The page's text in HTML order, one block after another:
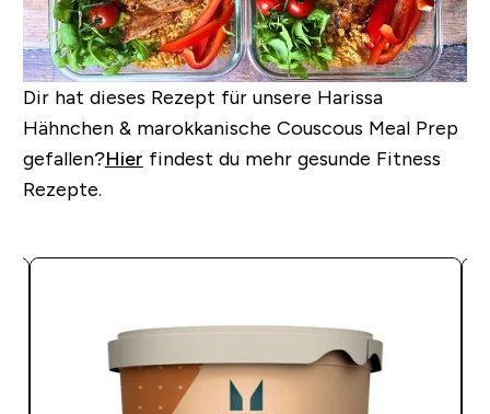
Dir hat dieses Rezept für unsere Harissa
Hähnchen & marokkanische Couscous Meal Prep
gefallen?Hier findest du mehr gesunde Fitness
Rezepte.